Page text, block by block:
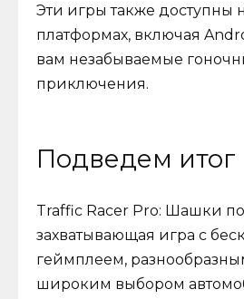
Эти игры также доступны
платформах, включая
вам незабываемые
приключения.
Подведем итог
Traffic Racer Pro: Шашки
захватывающая игра с
геймплеем,
широким выбором